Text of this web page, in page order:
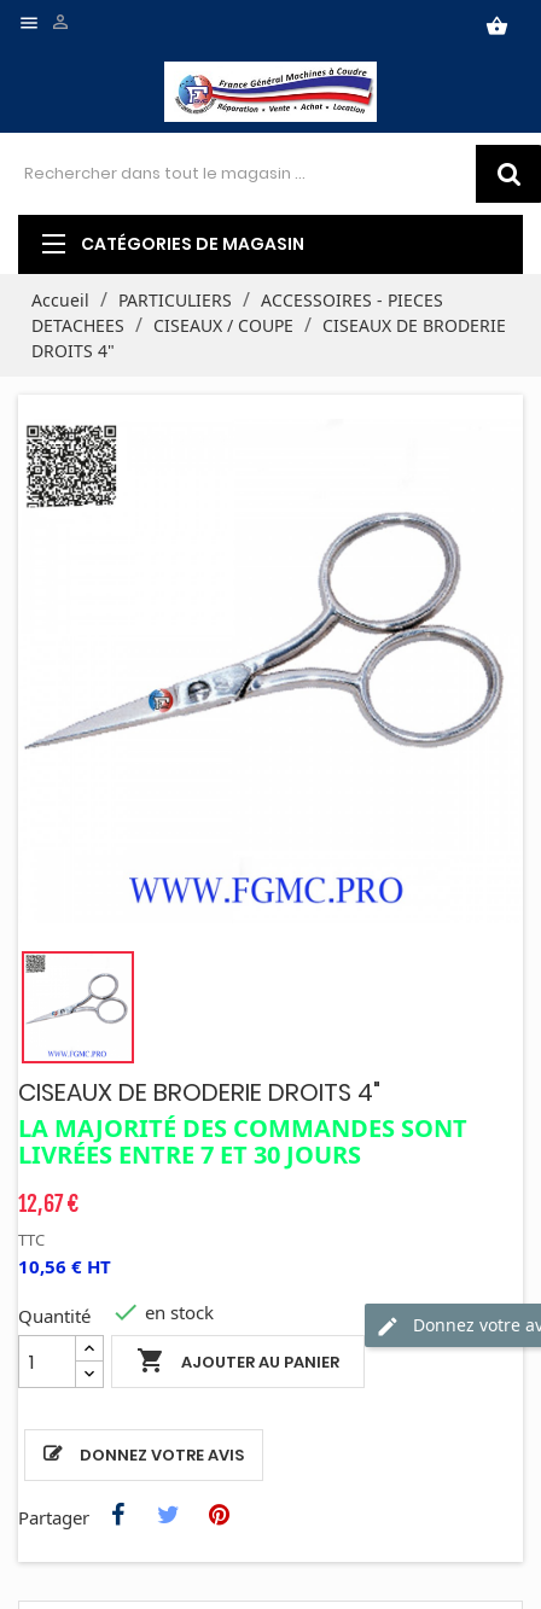
 shopping_basket

CATÉGORIES DE MAGASIN
Accueil PARTICULIERS
ACCESSOIRES - PIECES
DETACHEES
CISEAUX / COUPE
CISEAUX DE BRODERIE
DROITS 4"
CISEAUX DE BRODERIE DROITS 4"
LA MAJORITÉ DES COMMANDES SONT
LIVRÉES ENTRE 7 ET 30 JOURS
12,67 €
TTC
10,56 € HT
Quantité
 AJOUTER AU PANIER
 en stock
DONNEZ VOTRE AVIS
Donnez votre
Partager